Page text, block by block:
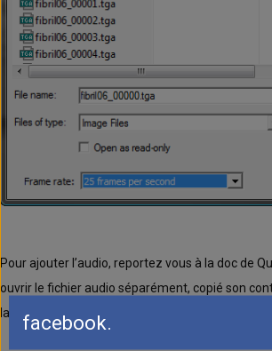
Pour ajouter l’audio, reportez vous à la doc de
ouvrir le fichier audio séparément, copié son
la séquence d’image ouverte précédemment.
facebook.